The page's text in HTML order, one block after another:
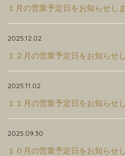
１月の営業予定日をお知らせし
2025.12.02
１２月の営業予定日をお知らせ
2025.11.02
１１月の営業予定日をお知らせ
2025.09.30
１０月の営業予定日をお知らせ